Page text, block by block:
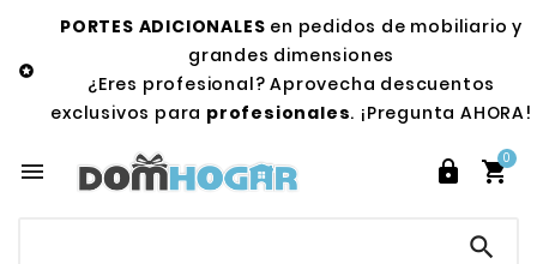

PORTES ADICIONALES en pedidos de mobiliario y
grandes dimensiones
¿Eres profesional? Aprovecha descuentos
exclusivos para profesionales. ¡Pregunta AHORA!
  
0
